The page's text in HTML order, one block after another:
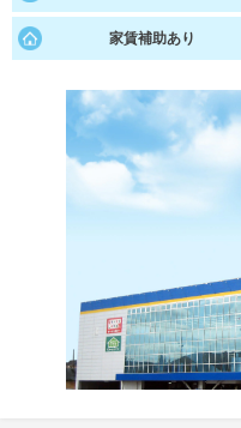
あなたに合う仕事を診断！
就活ニュースペーパー
就活時事ニュースを更新
家賃補助あり